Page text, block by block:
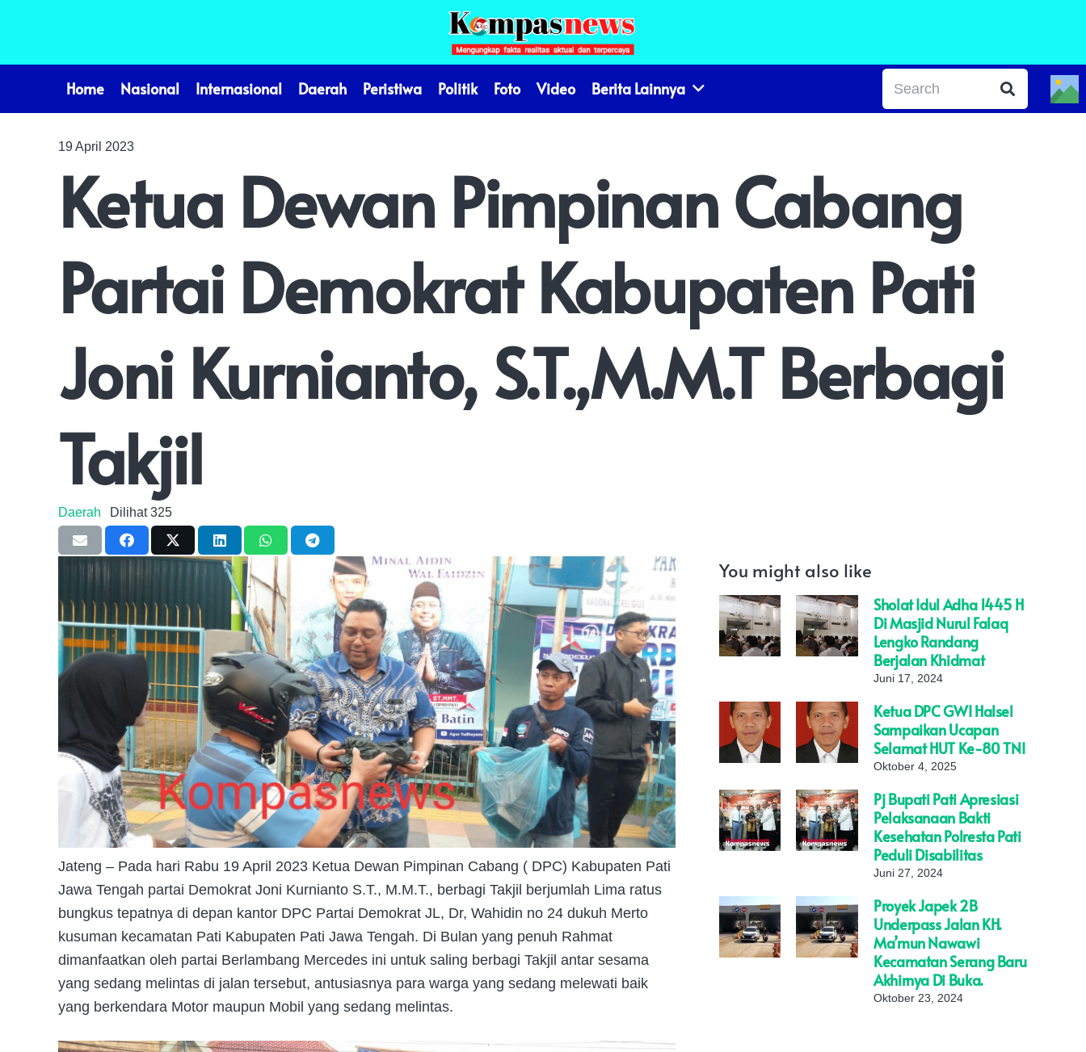
Home Nasional Internasional Daerah Peristiwa Politik Foto Video Berita Lainnya
19 April 2023
Ketua Dewan Pimpinan Cabang
Partai Demokrat Kabupaten Pati
Joni Kurnianto, S.T.,M.M.T Berbagi
Takjil
Daerah Dilihat325
Jateng – Pada hari Rabu 19 April 2023 Ketua Dewan Pimpinan Cabang ( DPC) Kabupaten Pati
Jawa Tengah partai Demokrat Joni Kurnianto S.T., M.M.T., berbagi Takjil berjumlah Lima ratus
bungkus tepatnya di depan kantor DPC Partai Demokrat JL, Dr, Wahidin no 24 dukuh Merto
kusuman kecamatan Pati Kabupaten Pati Jawa Tengah. Di Bulan yang penuh Rahmat
dimanfaatkan oleh partai Berlambang Mercedes ini untuk saling berbagi Takjil antar sesama
yang sedang melintas di jalan tersebut, antusiasnya para warga yang sedang melewati baik
yang berkendara Motor maupun Mobil yang sedang melintas.
You might also like
Sholat Idul Adha 1445 H
Di Masjid Nurul Falaq
Lengko Randang
Berjalan Khidmat
Juni 17, 2024
Ketua DPC GWI Halsel
Sampaikan Ucapan
Selamat HUT Ke-80 TNI
Oktober 4, 2025
Pj Bupati Pati Apresiasi
Pelaksanaan Bakti
Kesehatan Polresta Pati
Peduli Disabilitas
Juni 27, 2024
Proyek Japek 2B
Underpass Jalan KH.
Ma’mun Nawawi
Kecamatan Serang Baru
Akhirnya Di Buka.
Oktober 23, 2024